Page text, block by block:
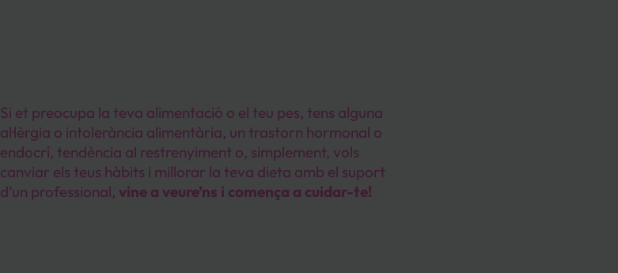
Si et preocupa la teva alimentació o el teu pes, tens alguna
al·lèrgia o intolerància alimentària, un trastorn hormonal o
endocrí, tendència al restrenyiment o, simplement, vols
canviar els teus hàbits i millorar la teva dieta amb el suport
d’un professional, vine a veure’ns i comença a cuidar-te!